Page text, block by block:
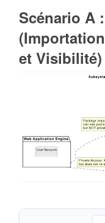
Scénario A
et Visibilité)